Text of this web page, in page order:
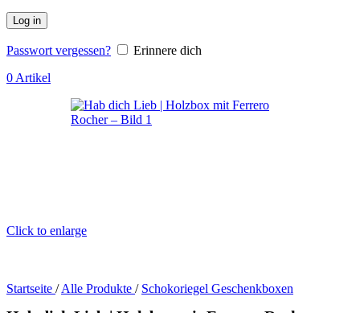
Log in
Passwort vergessen?
Erinnere dich
0 Artikel
Click to enlarge
Startseite / Alle Produkte / Schokoriegel Geschenkboxen